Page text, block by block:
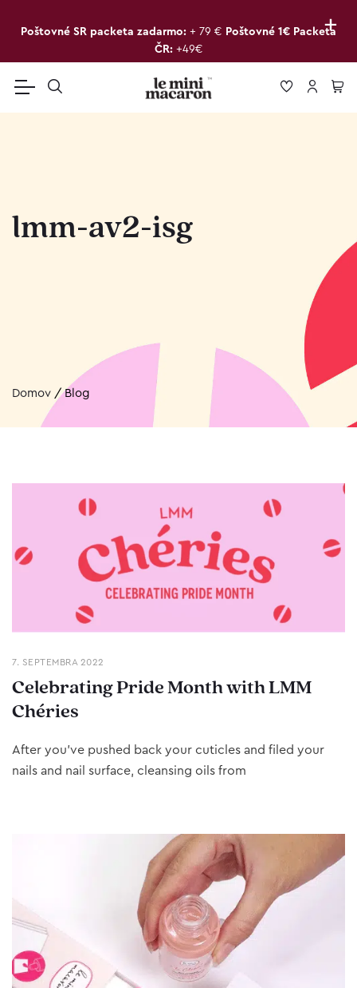
+
Poštovné SR packeta zadarmo: + 79 € Poštovné 1€ Packeta
ČR: +49€
lmm-av2-isg
Domov /Blog
7. SEPTEMBRA 2022
Celebrating Pride Month with LMM
Chéries
After you’ve pushed back your cuticles and filed your
nails and nail surface, cleansing oils from